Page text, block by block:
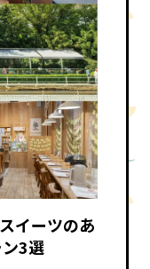
イーツのあ
3選